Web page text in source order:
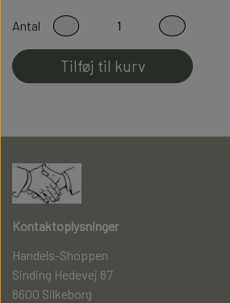
Modstandsdygtige over for slid
Fladsømmet for ekstra god komfort
Antal
Tilføj til kurv
Kontaktoplysninger
Handels-Shoppen
Sinding Hedevej 87
8600 Silkeborg